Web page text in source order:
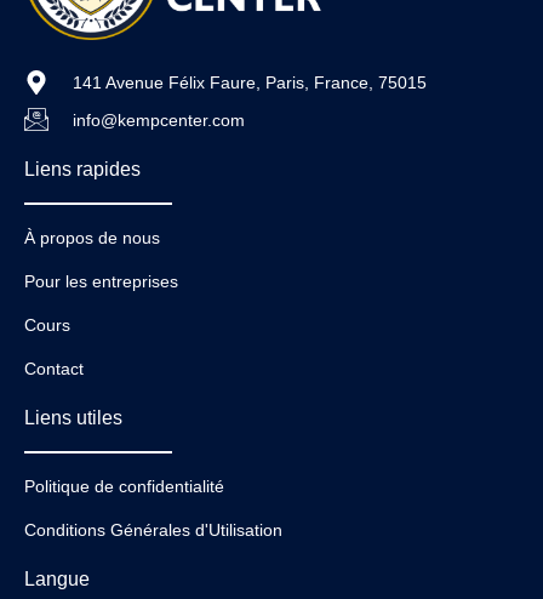
141 Avenue Félix Faure, Paris, France, 75015
info@kempcenter.com
Liens rapides
À propos de nous
Pour les entreprises
Cours
Contact
Liens utiles
Politique de confidentialité
Conditions Générales d'Utilisation
Langue